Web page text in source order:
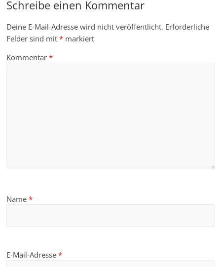
Schreibe einen Kommentar
Deine E-Mail-Adresse wird nicht veröffentlicht. Erforderliche
Felder sind mit* markiert
Kommentar*
Name*
E-Mail-Adresse*